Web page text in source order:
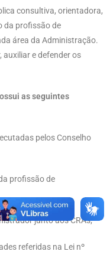
consultiva, orientadora,
da profissão de
área da Administração.
auxiliar e defender os
as seguintes
pelos Conselho
profissão de
junto aos CRAs;
referidas na Lei nº